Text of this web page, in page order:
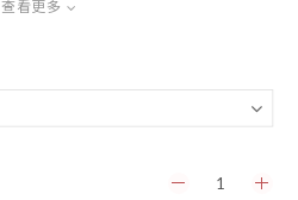
查看更多